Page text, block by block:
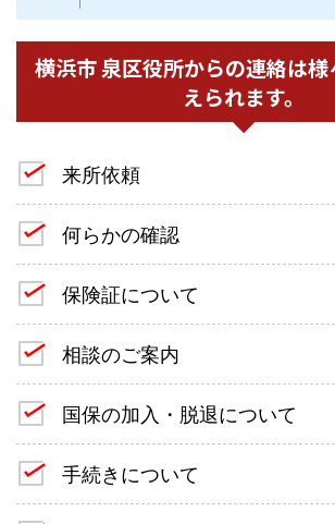
横浜市 泉区役所からの連絡は
えられます。
来所依頼
何らかの確認
保険証について
相談のご案内
国保の加入・脱退について
手続きについて